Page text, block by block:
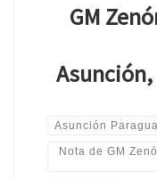
GM
Asunción,
Asunción
Nota de GM